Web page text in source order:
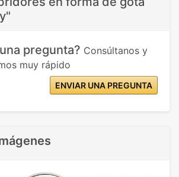
pregunta? Consúltanos y
muy rápido
ENVIAR UNA PREGUNTA